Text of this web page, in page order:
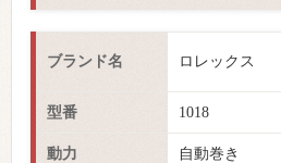
ブランド名 ロレックス
型番 1018
動力 自動巻き